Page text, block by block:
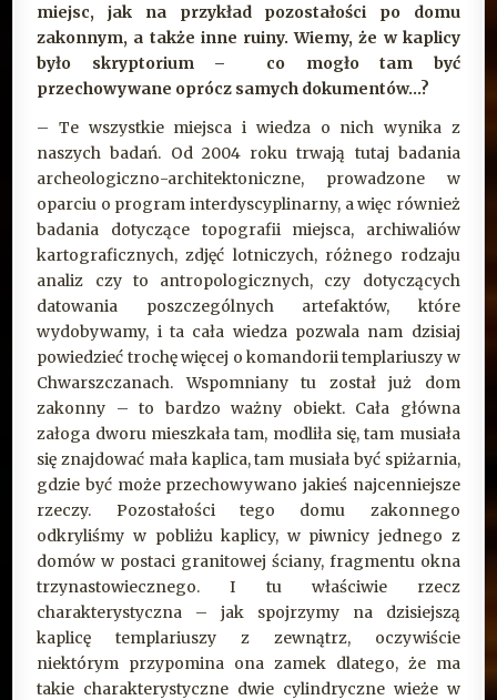
miejsc, jak na przykład pozostałości po domu
zakonnym, a także inne ruiny. Wiemy, że w kaplicy
było skryptorium – co mogło tam być
przechowywane oprócz samych dokumentów…?
– Te wszystkie miejsca i wiedza o nich wynika z
naszych badań. Od 2004 roku trwają tutaj badania
archeologiczno-architektoniczne, prowadzone w
oparciu o program interdyscyplinarny, a więc również
badania dotyczące topografii miejsca, archiwaliów
kartograficznych, zdjęć lotniczych, różnego rodzaju
analiz czy to antropologicznych, czy dotyczących
datowania poszczególnych artefaktów, które
wydobywamy, i ta cała wiedza pozwala nam dzisiaj
powiedzieć trochę więcej o komandorii templariuszy w
Chwarszczanach. Wspomniany tu został już dom
zakonny – to bardzo ważny obiekt. Cała główna
załoga dworu mieszkała tam, modliła się, tam musiała
się znajdować mała kaplica, tam musiała być spiżarnia,
gdzie być może przechowywano jakieś najcenniejsze
rzeczy. Pozostałości tego domu zakonnego
odkryliśmy w pobliżu kaplicy, w piwnicy jednego z
domów w postaci granitowej ściany, fragmentu okna
trzynastowiecznego. I tu właściwie rzecz
charakterystyczna – jak spojrzymy na dzisiejszą
kaplicę templariuszy z zewnątrz, oczywiście
niektórym przypomina ona zamek dlatego, że ma
takie charakterystyczne dwie cylindryczne wieże w